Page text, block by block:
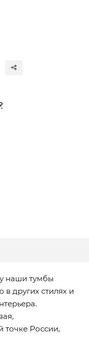
наши тумбы
в других стилях и
точке России,